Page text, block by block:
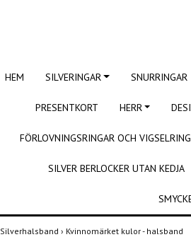
HEM SILVERINGAR SNURRINGAR
PRESENTKORT HERR
FÖRLOVNINGSRINGAR OCH
SILVER BERLOCKER UTAN KEDJA
Silverhalsband › Kvinnomärket kulor - halsband